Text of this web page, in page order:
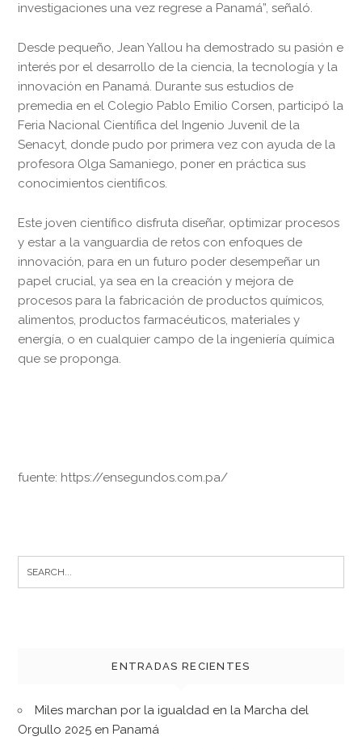
investigaciones una vez regrese a Panamá”, señaló.
Desde pequeño, Jean Yallou ha demostrado su pasión e
interés por el desarrollo de la ciencia, la tecnología y la
innovación en Panamá. Durante sus estudios de
premedia en el Colegio Pablo Emilio Corsen, participó la
Feria Nacional Científica del Ingenio Juvenil de la
Senacyt, donde pudo por primera vez con ayuda de la
profesora Olga Samaniego, poner en práctica sus
conocimientos científicos.
Este joven científico disfruta diseñar, optimizar procesos
y estar a la vanguardia de retos con enfoques de
innovación, para en un futuro poder desempeñar un
papel crucial, ya sea en la creación y mejora de
procesos para la fabricación de productos químicos,
alimentos, productos farmacéuticos, materiales y
energía, o en cualquier campo de la ingeniería química
que se proponga.
fuente: https://ensegundos.com.pa/
for:
ENTRADAS RECIENTES
Miles marchan por la igualdad en la Marcha del
Orgullo 2025 en Panamá